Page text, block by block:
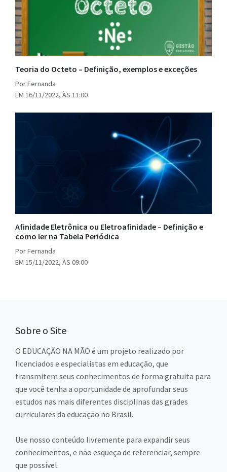
Teoria do Octeto – Definição, exemplos e exceções
Por Fernanda
EM 16/11/2022, ÀS 11:00
Afinidade Eletrônica ou Eletroafinidade – Definição e
como ler na Tabela Periódica
Por Fernanda
EM 15/11/2022, ÀS 09:00
Sobre o Site
O EDUCAÇÃO NA MÃO é um projeto realizado por
licenciados e especialistas em educação, que
transmitem seus conhecimentos de forma gratuita para
que você tenha a oportunidade de aprofundar seus
estudos nas mais diferentes disciplinas das grades
curriculares da educação no Brasil.
Use nosso conteúdo livremente para expandir seus
conhecimentos, e não esqueça de referenciar, sempre
que possível.